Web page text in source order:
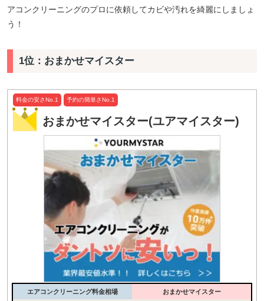
アコンクリーニングのプロに依頼してカビや汚れを綺麗にしましょ
う！
1位：おまかせマイスター
料金の安さNo.1 予約の簡単さNo.1
おまかせマイスター(ユアマイスター)
エアコンクリーニング料金相場 おまかせマイスター